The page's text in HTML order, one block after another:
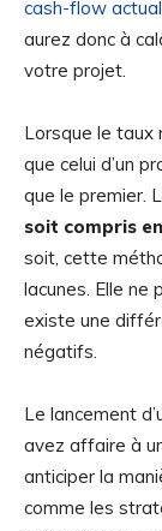
cash-flow
aurez donc à
votre projet.
Lorsque le taux
que celui d’un
que le premier.
soit compris
soit, cette
lacunes. Elle ne
existe une
négatifs.
Le lancement
avez affaire à
anticiper la
comme les